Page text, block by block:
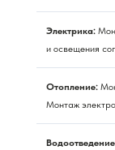
Электрика:
и освещения
Отопление:
Монтаж